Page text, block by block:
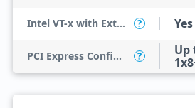
Intel VT-x with Extended Page Tables (EPT) ? Yes
PCI Express Configurations ?
Up